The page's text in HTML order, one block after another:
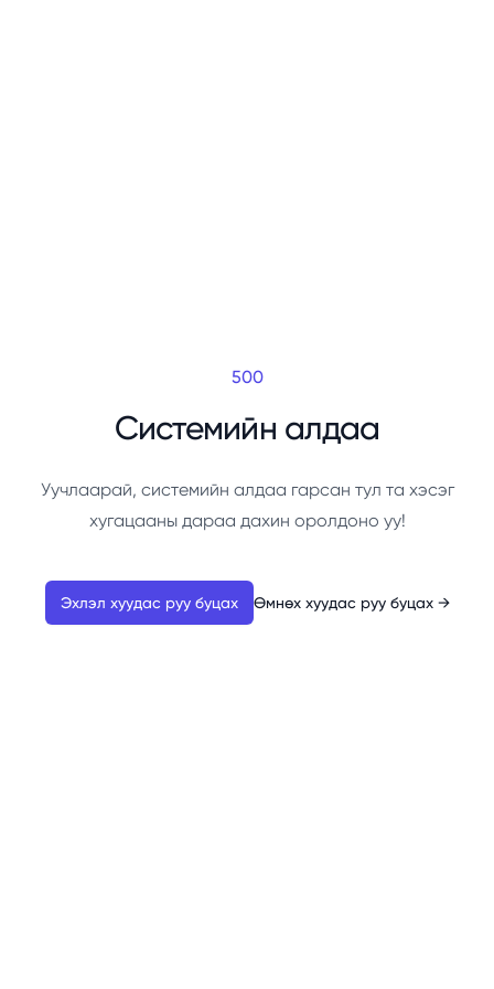
500
Системийн алдаа
Уучлаарай, системийн алдаа гарсан тул та хэсэг
хугацааны дараа дахин оролдоно уу!
Эхлэл хуудас руу буцах Өмнөх хуудас руу буцах →